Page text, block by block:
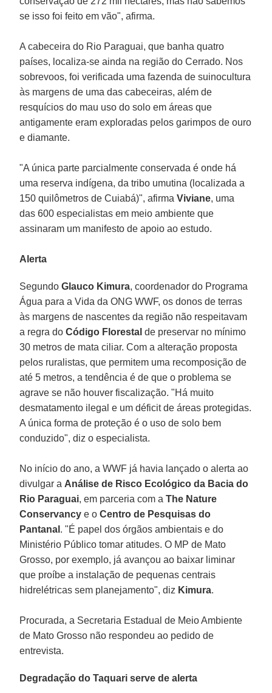
se isso foi feito em vão", afirma.
A cabeceira do Rio Paraguai, que banha quatro
países, localiza-se ainda na região do Cerrado. Nos
sobrevoos, foi verificada uma fazenda de suinocultura
às margens de uma das cabeceiras, além de
resquícios do mau uso do solo em áreas que
antigamente eram exploradas pelos garimpos de ouro
e diamante.
"A única parte parcialmente conservada é onde há
uma reserva indígena, da tribo umutina (localizada a
150 quilômetros de Cuiabá)", afirmaViviane, uma
das 600 especialistas em meio ambiente que
assinaram um manifesto de apoio ao estudo.
Alerta
SegundoGlauco Kimura, coordenador do Programa
Água para a Vida da ONG WWF, os donos de terras
às margens de nascentes da região não respeitavam
a regra doCódigo Florestal de preservar no mínimo
30 metros de mata ciliar. Com a alteração proposta
pelos ruralistas, que permitem uma recomposição de
até 5 metros, a tendência é de que o problema se
agrave se não houver fiscalização. "Há muito
desmatamento ilegal e um déficit de áreas protegidas.
A única forma de proteção é o uso de solo bem
conduzido", diz o especialista.
No início do ano, a WWF já havia lançado o alerta ao
divulgar a Análise de Risco Ecológico da Bacia do
Rio Paraguai, em parceria com aThe Nature
Conservancy e oCentro de Pesquisas do
Pantanal . "É papel dos órgãos ambientais e do
Ministério Público tomar atitudes. O MP de Mato
Grosso, por exemplo, já avançou ao baixar liminar
que proíbe a instalação de pequenas centrais
hidrelétricas sem planejamento", diz Kimura.
Procurada, a Secretaria Estadual de Meio Ambiente
de Mato Grosso não respondeu ao pedido de
entrevista.
Degradação do Taquari serve de alerta